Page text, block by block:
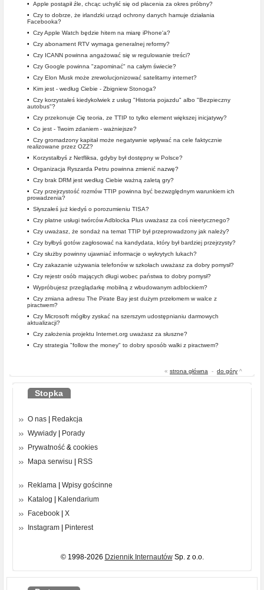
• Apple postąpił źle, chcąc uchylić się od płacenia za okres próbny?
• Czy to dobrze, że irlandzki urząd ochrony danych hamuje działania
Facebooka?
• Czy Apple Watch będzie hitem na miarę iPhone'a?
• Czy abonament RTV wymaga generalnej reformy?
• Czy ICANN powinna angażować się w regulowanie treści?
• Czy Google powinna "zapominać" na całym świecie?
• Czy Elon Musk może zrewolucjonizować satelitarny internet?
• Kim jest - według Ciebie - Zbigniew Stonoga?
• Czy korzystałeś kiedykolwiek z usług "Historia pojazdu" albo "Bezpieczny
autobus"?
• Czy przekonuje Cię teoria, ze TTIP to tylko element większej inicjatywy?
• Co jest - Twoim zdaniem - ważniejsze?
• Czy gromadzony kapitał może negatywnie wpływać na cele faktycznie
realizowane przez OZZ?
• Korzystałbyś z Netfliksa, gdyby był dostępny w Polsce?
• Organizacja Ryszarda Petru powinna zmienić nazwę?
• Czy brak DRM jest według Ciebie ważną zaletą gry?
• Czy przejrzystość rozmów TTIP powinna być bezwzględnym warunkiem ich
prowadzenia?
• Słyszałeś już kiedyś o porozumieniu TISA?
• Czy płatne usługi twórców Adblocka Plus uważasz za coś nieetycznego?
• Czy uważasz, że sondaż na temat TTIP był przeprowadzony jak należy?
• Czy byłbyś gotów zagłosować na kandydata, który był bardziej przejrzysty?
• Czy służby powinny ujawniać informacje o wykrytych lukach?
• Czy zakazanie używania telefonów w szkołach uważasz za dobry pomysł?
• Czy rejestr osób mających długi wobec państwa to dobry pomysł?
• Wypróbujesz przeglądarkę mobilną z wbudowanym adblockiem?
• Czy zmiana adresu The Pirate Bay jest dużym przełomem w walce z
piractwem?
• Czy Microsoft mógłby zyskać na szerszym udostępnianiu darmowych
aktualizacji?
• Czy założenia projektu Internet.org uważasz za słuszne?
• Czy strategia "follow the money" to dobry sposób walki z piractwem?
« strona główna - do góry ^
Stopka
O nas
Redakcja
Wywiady
Porady
Prywatność & cookies
Mapa serwisu
RSS
Reklama
Wpisy gościnne
Katalog
Kalendarium
Facebook
X
Instagram
Pinterest
© 1998-2026 Dziennik InternautówSp. z o.o.